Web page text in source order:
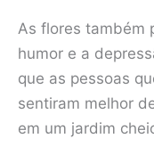
As flores também
humor e a
que as pessoas
sentiram melhor
em um jardim